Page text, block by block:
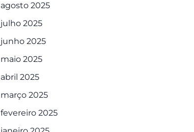
agosto 2025
julho 2025
junho 2025
maio 2025
abril 2025
março 2025
fevereiro 2025